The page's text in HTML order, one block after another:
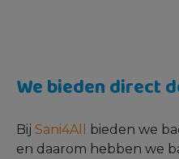
We bieden direct
Bij Sani4All
bieden we
en daarom hebben we